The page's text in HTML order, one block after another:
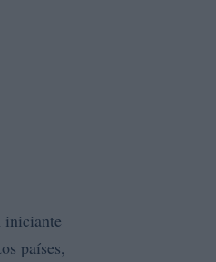
iniciante
países,